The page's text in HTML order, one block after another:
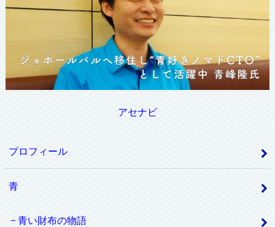
アセナビ
プロフィール
青
青い財布の物語